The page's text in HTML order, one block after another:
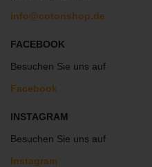
info@cotonshop.de
FACEBOOK
Besuchen Sie uns auf
Facebook
INSTAGRAM
Besuchen Sie uns auf
Instagram